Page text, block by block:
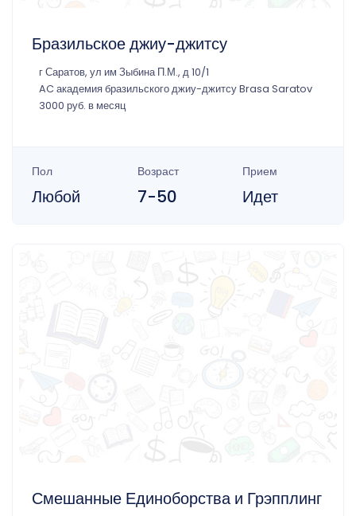
Бразильское джиу-джитсу
г Саратов, ул им Зыбина П.М., д 10/1
AC академия бразильского джиу-джитсу Brasa Saratov
3000 руб. в месяц
Пол
Любой
Возраст
7-50
Прием
Идет
Смешанные Единоборства и Грэпплинг